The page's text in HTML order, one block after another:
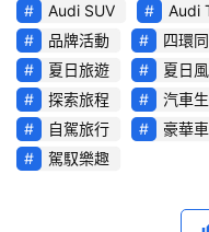
界
玩
C
A
R
綜
藝
感設計、前瞻數位科技
日常通勤或是假日深度
渴望，透過穩健的操控
為自在的移動饗宴，本
推出限時購車禮遇：
可選擇專屬 40 期 0
Audi SUV
Audi
品牌活動
四環
夏日旅遊
夏日
探索旅程
汽車
自駕旅行
豪華
駕馭樂趣